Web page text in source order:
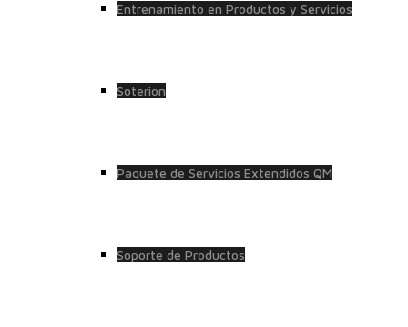
Entrenamiento en Productos y Servicios
Soterion
Paquete de Servicios Extendidos QM
Soporte de Productos